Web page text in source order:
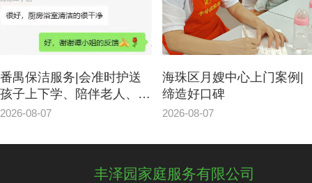
番禺保洁服务|会准时护送
孩子上下学、陪伴老人、讲
粤语
2026-08-07
海珠区月嫂中心上门案例|
缔造好口碑
2026-08-07
丰泽园家庭服务有限公司